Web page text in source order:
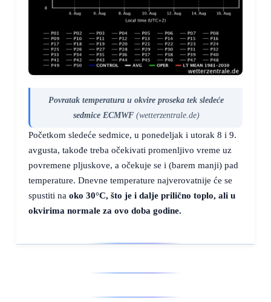
Povratak temperatura u okvire proseka tek sledeće
sedmice ECMWF(wetterzentrale.de)
Početkom sledeće sedmice, u ponedeljak i utorak 8 i 9.
avgusta, takođe treba očekivati promenljivo vreme uz
povremene pljuskove, a očekuje se i (barem manji) pad
temperature. Dnevne temperature najverovatnije će se
spustiti na oko 30°C, što je i dalje prilično toplo, ali u
okvirima normale za ovo doba godine.